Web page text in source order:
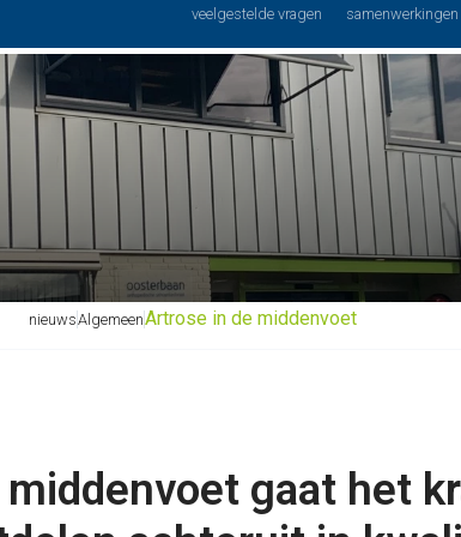
veelgestelde vragen samenwerkingen
Schoenspeciaalzaak Voetverzorging
nieuwsAlgemeenArtrose in de middenvoet
gaat het